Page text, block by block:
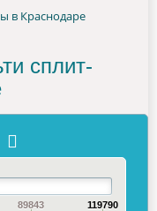
в Краснодаре
сплит-
89843 119790